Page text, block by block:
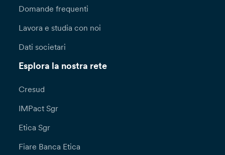
Domande frequenti
Lavora e studia con noi
Dati societari
Esplora la nostra rete
Cresud
IMPact Sgr
Etica Sgr
Fiare Banca Etica